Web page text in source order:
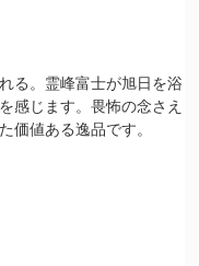
る。霊峰富士が旭日を浴
感じます。畏怖の念さえ
価値ある逸品です。